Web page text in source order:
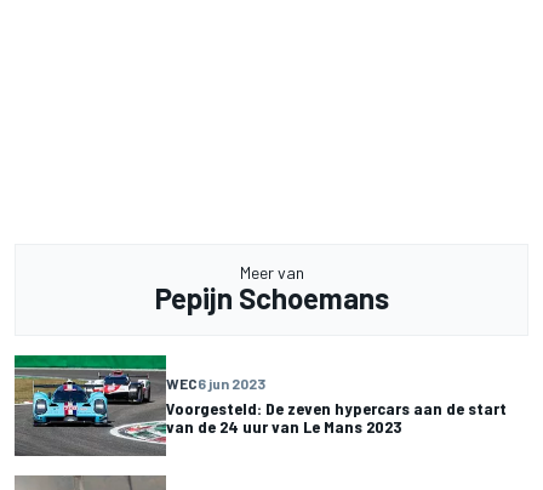
Meer van
Pepijn Schoemans
WEC6 jun 2023
Voorgesteld: De zeven hypercars aan de start
van de 24 uur van Le Mans 2023